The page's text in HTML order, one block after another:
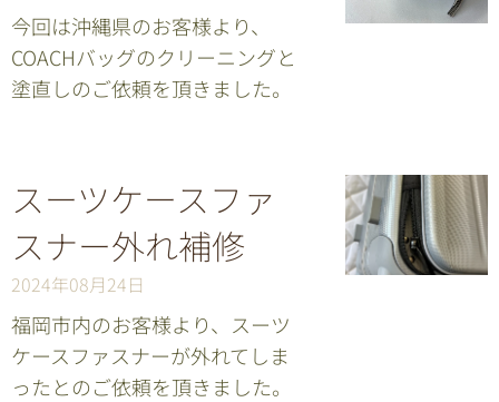
今回は沖縄県のお客様より、
COACHバッグのクリーニングと
塗直しのご依頼を頂きました。
スーツケースファ
スナー外れ補修
2024年08月24日
福岡市内のお客様より、スーツ
ケースファスナーが外れてしま
ったとのご依頼を頂きました。